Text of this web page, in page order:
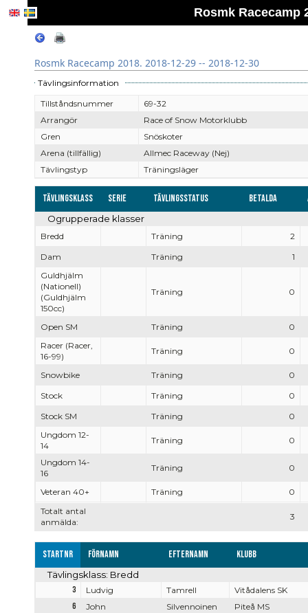
Rosmk Racecamp
Rosmk Racecamp 2018. 2018-12-29 -- 2018-12-30
Tävlingsinformation
Tillståndsnummer
69-32
Arrangör
Race of Snow Motorklubb
Gren
Snöskoter
Arena (tillfällig)
Allmec Raceway (Nej)
Tävlingstyp
Träningsläger
Tävlingsklass Serie Tävlingsstatus Betalda
Totalt antal
anmälda:
3
Ogrupperade klasser
Bredd Träning
2
Dam
Träning
1
Guldhjälm
(Nationell)
(Guldhjälm
150cc)
Träning 0
Open SM Träning
0
Racer (Racer,
16-99)
Träning 0
Snowbike Träning
0
Stock
Träning
0
Stock SM
Träning
0
Ungdom 12-
14
Träning 0
Ungdom 14-
16
Träning 0
Veteran 40+ Träning 0
Startnr Förnamn Efternamn Klubb
Tävlingsklass: Bredd
3 Ludvig Tamrell
Vitådalens SK
6
John Silvennoinen
Piteå MS